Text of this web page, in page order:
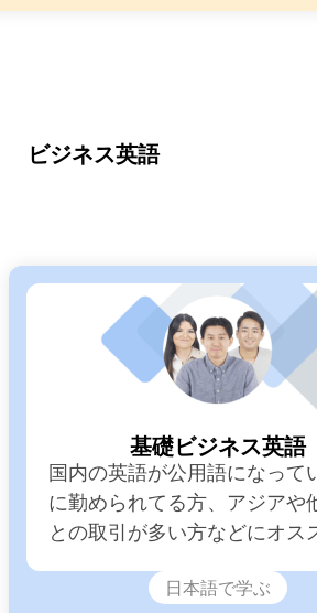
ビジネス英語
基礎ビジネス英語
国内の英語が公用語になって
に勤められてる方、アジアや
との取引が多い方などにオス
日本語で学ぶ